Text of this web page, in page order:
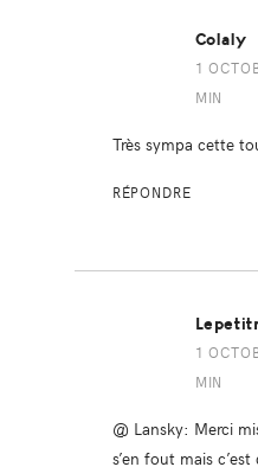
Colaly
1
MIN
Très sympa cette
RÉPONDRE
1
MIN
@ Lansky: Merci
s’en fout mais